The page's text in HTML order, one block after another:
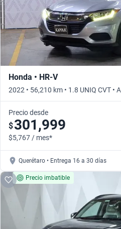
Honda • HR-V
2022 • 56,210 km • 1.8 UNIQ CVT •
Precio desde
$301,999
$5,767 / mes*
Querétaro • Entrega 16 a 30 días
Precio imbatible